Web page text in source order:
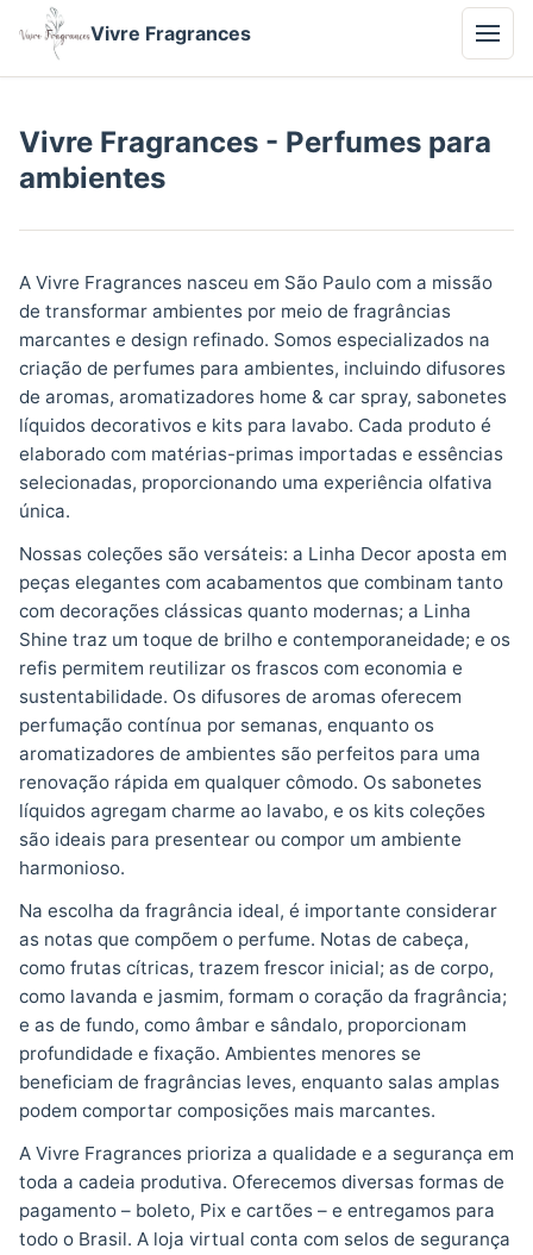
Vivre Fragrances
Vivre Fragrances - Perfumes para
ambientes
A Vivre Fragrances nasceu em São Paulo com a missão
de transformar ambientes por meio de fragrâncias
marcantes e design refinado. Somos especializados na
criação de perfumes para ambientes, incluindo difusores
de aromas, aromatizadores home & car spray, sabonetes
líquidos decorativos e kits para lavabo. Cada produto é
elaborado com matérias-primas importadas e essências
selecionadas, proporcionando uma experiência olfativa
única.
Nossas coleções são versáteis: a Linha Decor aposta em
peças elegantes com acabamentos que combinam tanto
com decorações clássicas quanto modernas; a Linha
Shine traz um toque de brilho e contemporaneidade; e os
refis permitem reutilizar os frascos com economia e
sustentabilidade. Os difusores de aromas oferecem
perfumação contínua por semanas, enquanto os
aromatizadores de ambientes são perfeitos para uma
renovação rápida em qualquer cômodo. Os sabonetes
líquidos agregam charme ao lavabo, e os kits coleções
são ideais para presentear ou compor um ambiente
harmonioso.
Na escolha da fragrância ideal, é importante considerar
as notas que compõem o perfume. Notas de cabeça,
como frutas cítricas, trazem frescor inicial; as de corpo,
como lavanda e jasmim, formam o coração da fragrância;
e as de fundo, como âmbar e sândalo, proporcionam
profundidade e fixação. Ambientes menores se
beneficiam de fragrâncias leves, enquanto salas amplas
podem comportar composições mais marcantes.
A Vivre Fragrances prioriza a qualidade e a segurança em
toda a cadeia produtiva. Oferecemos diversas formas de
pagamento – boleto, Pix e cartões – e entregamos para
todo o Brasil. A loja virtual conta com selos de segurança